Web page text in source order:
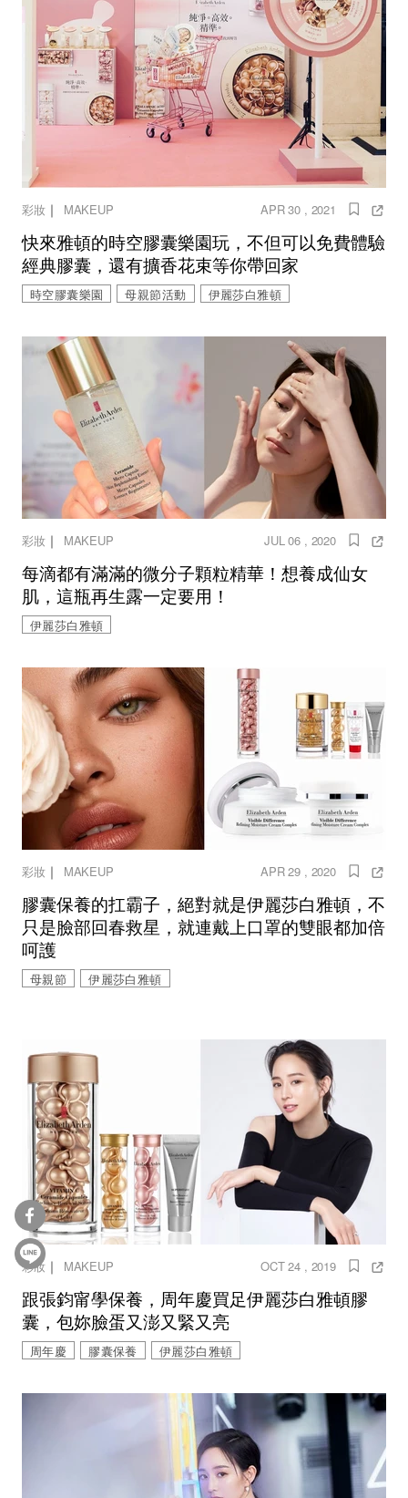
彩妝｜ MAKEUP APR 30 , 2021
快來雅頓的時空膠囊樂園玩，不但可以免費體驗
經典膠囊，還有擴香花束等你帶回家
時空膠囊樂園 母親節活動 伊麗莎白雅頓
彩妝｜ MAKEUP JUL 06 , 2020
每滴都有滿滿的微分子顆粒精華！想養成仙女
肌，這瓶再生露一定要用！
伊麗莎白雅頓
彩妝｜ MAKEUP APR 29 , 2020
膠囊保養的扛霸子，絕對就是伊麗莎白雅頓，不
只是臉部回春救星，就連戴上口罩的雙眼都加倍
呵護
母親節 伊麗莎白雅頓
彩妝｜ MAKEUP OCT 24 , 2019
跟張鈞甯學保養，周年慶買足伊麗莎白雅頓膠
囊，包妳臉蛋又澎又緊又亮
周年慶 膠囊保養 伊麗莎白雅頓